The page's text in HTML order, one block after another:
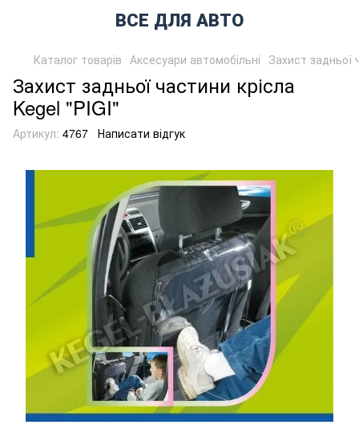
ВСЕ ДЛЯ АВТО
Каталог товарів Аксесуари автомобільні Захист задньої
Захист задньої частини крісла
Kegel "PIGI"
Артикул: 4767 Написати відгук